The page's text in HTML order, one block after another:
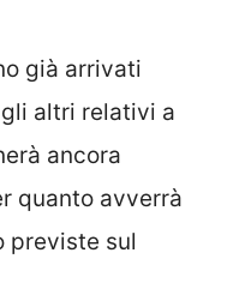
già arrivati
altri relativi a
ancora
quanto avverrà
previste sul